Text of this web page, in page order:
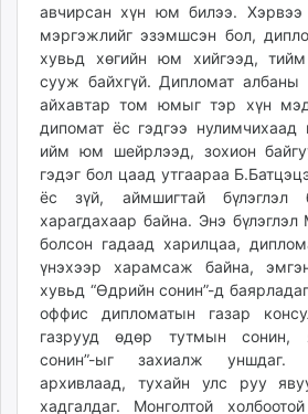
авчирсан хүн юм билээ.
мэргэжлийг эзэмшсэн бол,
хувьд хөгийн юм хийгээд,
сууж байхгүй. Дипломат албаны
айхавтар том юмыг тэр хүн
дипомат ёс гэдгээ
ийм юм шейрлээд, зохион
гэдэг бол цаад утгаараа
ёс зүй, аймшигтай
харагдахаар байна. Энэ
болсон гадаад харилцаа,
үнэхээр харамсаж байна,
хувьд “Өдрийн сонин”-д
оффис дипломатын газар
газрууд өдөр тутмын сонин,
сонин”-ыг захиалж уншдаг.
архивлаад, тухайн улс руу
хадгалдаг. Монголтой